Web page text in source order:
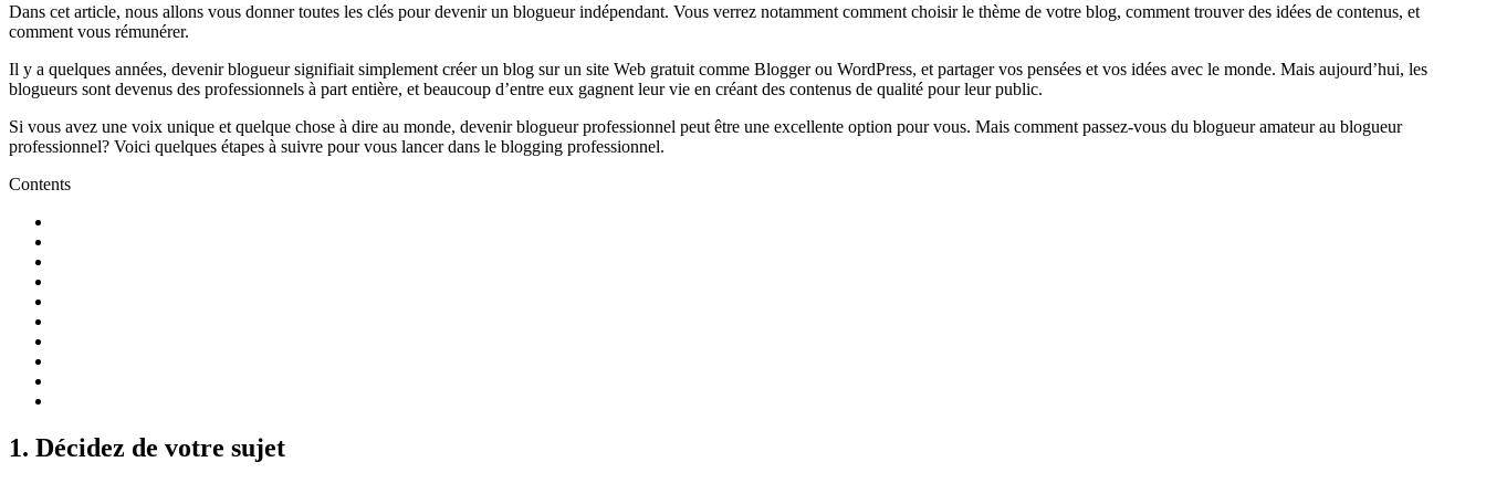
Dans cet article, nous allons vous donner toutes les clés pour devenir un blogueur indépendant. Vous verrez notamment comment choisir le thème de votre blog, comment trouver des idées de contenus, et
comment vous rémunérer.
Il y a quelques années, devenir blogueur signifiait simplement créer un blog sur un site Web gratuit comme Blogger ou WordPress, et partager vos pensées et vos idées avec le monde. Mais aujourd’hui, les
blogueurs sont devenus des professionnels à part entière, et beaucoup d’entre eux gagnent leur vie en créant des contenus de qualité pour leur public.
Si vous avez une voix unique et quelque chose à dire au monde, devenir blogueur professionnel peut être une excellente option pour vous. Mais comment passez-vous du blogueur amateur au blogueur
professionnel? Voici quelques étapes à suivre pour vous lancer dans le blogging professionnel.
Contents
1. Décidez de votre sujet